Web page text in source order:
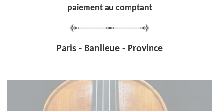
paiement au comptant
Paris - Banlieue - Province